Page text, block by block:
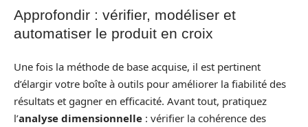
Approfondir : vérifier, modéliser et
automatiser le produit en croix
Une fois la méthode de base acquise, il est pertinent
d’élargir votre boîte à outils pour améliorer la fiabilité des
résultats et gagner en efficacité. Avant tout, pratiquez
l’analyse dimensionnelle : vérifier la cohérence des